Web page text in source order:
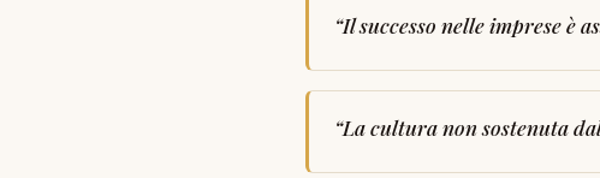
“Il successo nelle imprese è
“La cultura non sostenuta